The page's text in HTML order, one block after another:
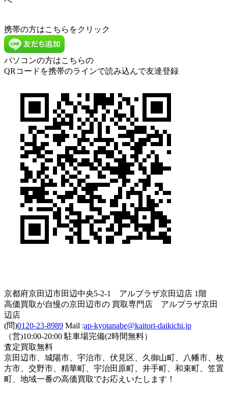
携帯の方はこちらをクリック
パソコンの方はこちらの
QRコードを携帯のラインで読み込んで友達登録
京都府京田辺市田辺中央5-2-1 アルプラザ京田辺店 1階
高価買取が自慢の京田辺市の 買取専門店 アルプラザ京田
辺店
(問)0120-23-8989 Mail :ap-kyotanabe@kaitori-daikichi.jp
（営)10:00-20:00 駐車場完備(2時間無料）
査定買取無料
京田辺市、城陽市、宇治市、伏見区、久御山町、八幡市、枚
方市、交野市、精華町、宇治田原町、井手町、和束町、笠置
町、地域一番の高価買取でお応えいたします！